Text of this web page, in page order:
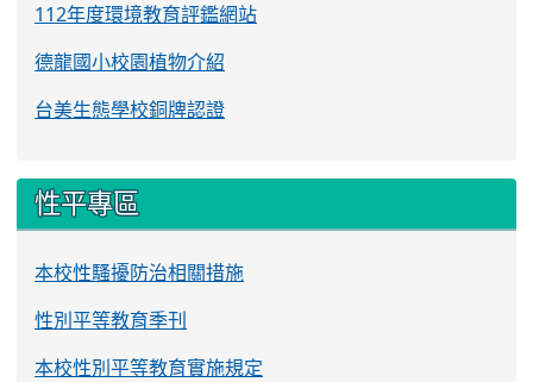
112年度環境教育評鑑網站
德龍國小校園植物介紹
台美生態學校銅牌認證
性平專區
本校性騷擾防治相關措施
性別平等教育季刊
本校性別平等教育實施規定